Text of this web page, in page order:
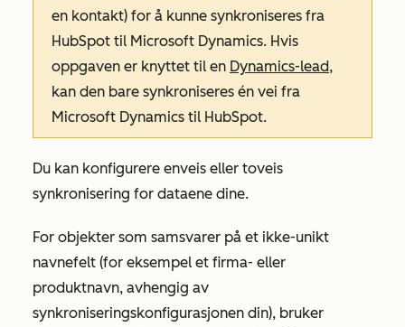
en kontakt) for å kunne synkroniseres fra
HubSpot til Microsoft Dynamics. Hvis
oppgaven er knyttet til en Dynamics-lead,
kan den bare synkroniseres én vei fra
Microsoft Dynamics til HubSpot.
Du kan konfigurere enveis eller toveis
synkronisering for dataene dine.
For objekter som samsvarer på et ikke-unikt
navnefelt (for eksempel et firma- eller
produktnavn, avhengig av
synkroniseringskonfigurasjonen din), bruker